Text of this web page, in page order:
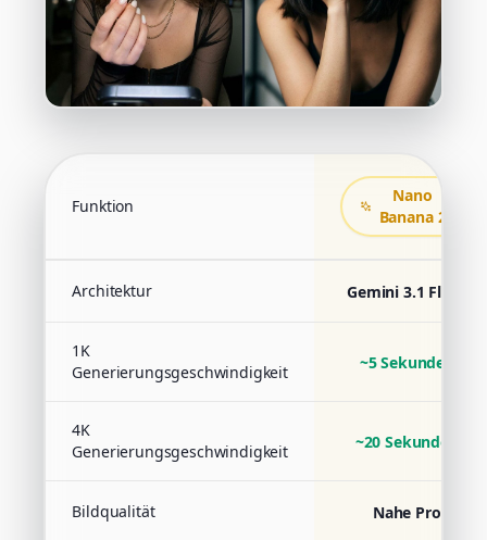
Funktion
Nano
Banana 2
Architektur Gemini 3.1 Flash
1K
Generierungsgeschwindigkeit
~5 Sekunden
4K
Generierungsgeschwindigkeit
~20 Sekunden
Bildqualität Nahe Pro